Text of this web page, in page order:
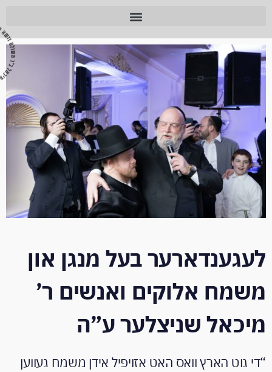
לעגענדארער בעל מנגן און
משמח אלוקים ואנשים ר’
מיכאל שניצלער ע”ה
“די גוט הארץ וואס האט אזויפיל אידן משמח געווען